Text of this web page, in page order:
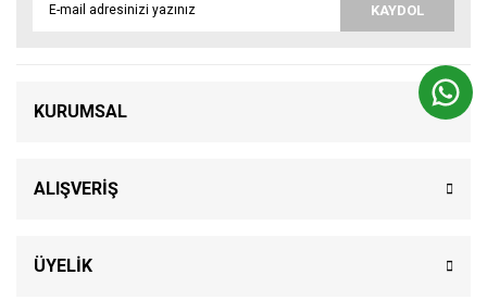
KAYDOL
KURUMSAL
ALIŞVERİŞ
ÜYELİK